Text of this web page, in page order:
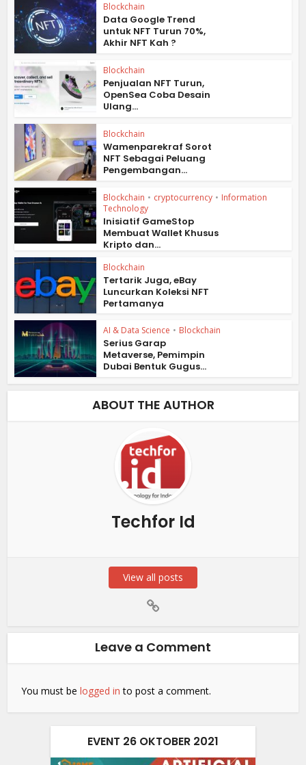
Blockchain
Data Google Trend
untuk NFT Turun 70%,
Akhir NFT Kah ?
Blockchain
Penjualan NFT Turun,
OpenSea Coba Desain
Ulang...
Blockchain
Wamenparekraf Sorot
NFT Sebagai Peluang
Pengembangan...
Blockchain • cryptocurrency • Information
Technology
Inisiatif GameStop
Membuat Wallet Khusus
Kripto dan...
Blockchain
Tertarik Juga, eBay
Luncurkan Koleksi NFT
Pertamanya
AI & Data Science • Blockchain
Serius Garap
Metaverse, Pemimpin
Dubai Bentuk Gugus...
ABOUT THE AUTHOR
Techfor Id
View all posts
Leave a Comment
You must belogged in to post a comment.
EVENT 26 OKTOBER 2021